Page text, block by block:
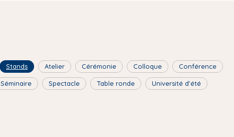
Stands Atelier Cérémonie Colloque Conférence
Séminaire Spectacle Table ronde Université d'été